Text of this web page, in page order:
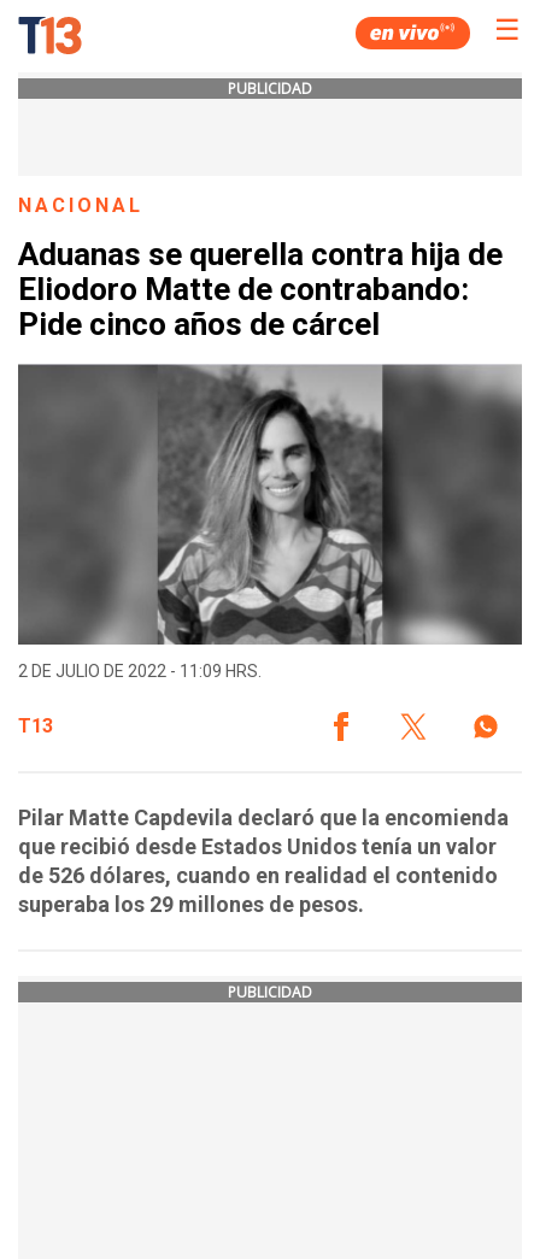
☰
PUBLICIDAD
NACIONAL
Aduanas se querella contra hija de
Eliodoro Matte de contrabando:
Pide cinco años de cárcel
2 DE JULIO DE 2022 - 11:09 HRS.
T13
Pilar Matte Capdevila declaró que la encomienda
que recibió desde Estados Unidos tenía un valor
de 526 dólares, cuando en realidad el contenido
superaba los 29 millones de pesos.
PUBLICIDAD